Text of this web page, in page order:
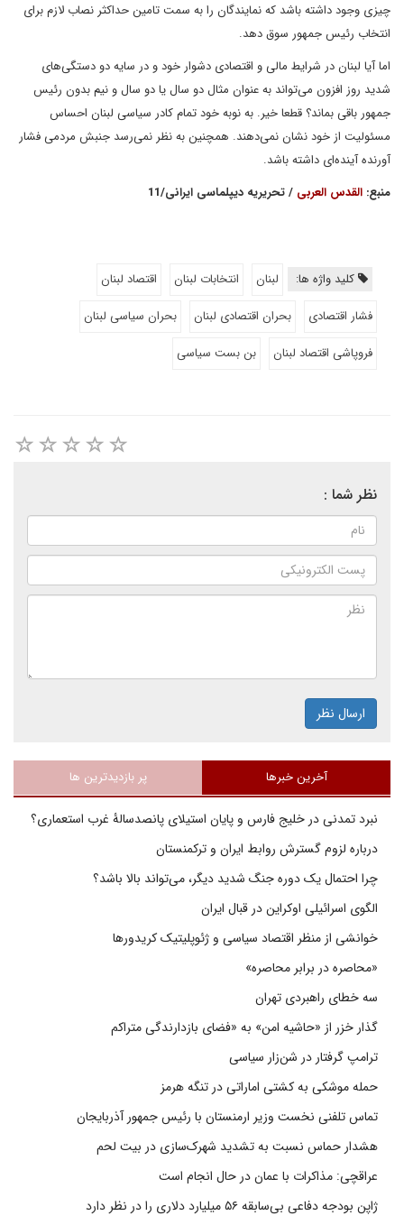
چیزی وجود داشته باشد که نمایندگان را به سمت تامین حداکثر نصاب لازم برای
انتخاب رئیس جمهور سوق دهد.
اما آیا لبنان در شرایط مالی و اقتصادی دشوار خود و در سایه دو دستگی‌های
شدید روز افزون می‌تواند به عنوان مثال دو سال یا دو سال و نیم بدون رئیس
جمهور باقی بماند؟ قطعا خیر. به نوبه خود تمام کادر سیاسی لبنان احساس
مسئولیت از خود نشان نمی‌دهند. همچنین به نظر نمی‌رسد جنبش مردمی فشار
آورنده آینده‌ای داشته باشد.
منبع: القدس العربی / تحریریه دیپلماسی ایرانی/11
کلید واژه ها: لبنان انتخابات لبنان
اقتصاد لبنان
فشار اقتصادی
بحران اقتصادی لبنان
بحران سیاسی لبنان
فروپاشی اقتصاد لبنان
بن بست سیاسی
نظر شما :
ارسال نظر
آخرین خبرها پر بازدیدترین ها
نبرد تمدنی در خلیج فارس و پایان استیلای پانصدسالۀ غرب استعماری؟
درباره لزوم گسترش روابط ایران و ترکمنستان
چرا احتمال یک دوره جنگ شدید دیگر، می‌تواند بالا باشد؟
الگوی اسرائیلی اوکراین در قبال ایران
خوانشی از منظر اقتصاد سیاسی و ژئوپلیتیک کریدورها
«محاصره در برابر محاصره»
سه خطای راهبردی تهران
گذار خزر از «حاشیه امن» به «فضای بازدارندگی متراکم
ترامپ گرفتار در شن‌زار سیاسی
حمله موشکی به کشتی اماراتی در تنگه هرمز
تماس تلفنی نخست وزیر ارمنستان با رئیس جمهور آذربایجان
هشدار حماس نسبت به تشدید شهرک‌سازی در بیت‌ لحم
عراقچی: مذاکرات با عمان در حال انجام است
ژاپن بودجه دفاعی بی‌سابقه ۵۶ میلیارد دلاری را در نظر دارد